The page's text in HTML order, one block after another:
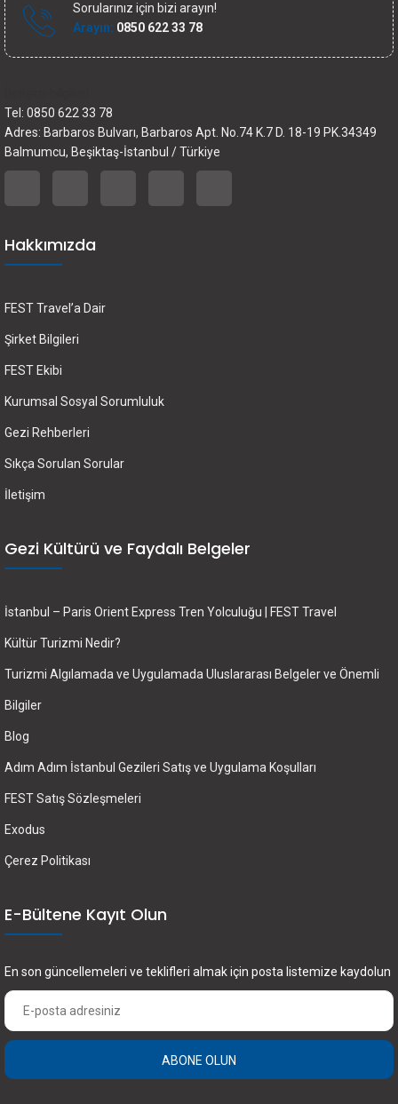
Sorularınız için bizi arayın!
Arayın: 0850 622 33 78
Tel: 0850 622 33 78
Adres: Barbaros Bulvarı, Barbaros Apt. No.74 K.7 D. 18-19 PK.34349
Balmumcu, Beşiktaş-İstanbul / Türkiye
Hakkımızda
FEST Travel’a Dair
Şirket Bilgileri
FEST Ekibi
Kurumsal Sosyal Sorumluluk
Gezi Rehberleri
Sıkça Sorulan Sorular
İletişim
Gezi Kültürü ve Faydalı Belgeler
İstanbul – Paris Orient Express Tren Yolculuğu | FEST Travel
Kültür Turizmi Nedir?
Turizmi Algılamada ve Uygulamada Uluslararası Belgeler ve Önemli
Bilgiler
Blog
Adım Adım İstanbul Gezileri Satış ve Uygulama Koşulları
FEST Satış Sözleşmeleri
Exodus
Çerez Politikası
E-Bültene Kayıt Olun
En son güncellemeleri ve teklifleri almak için posta listemize kaydolun
ABONE OLUN